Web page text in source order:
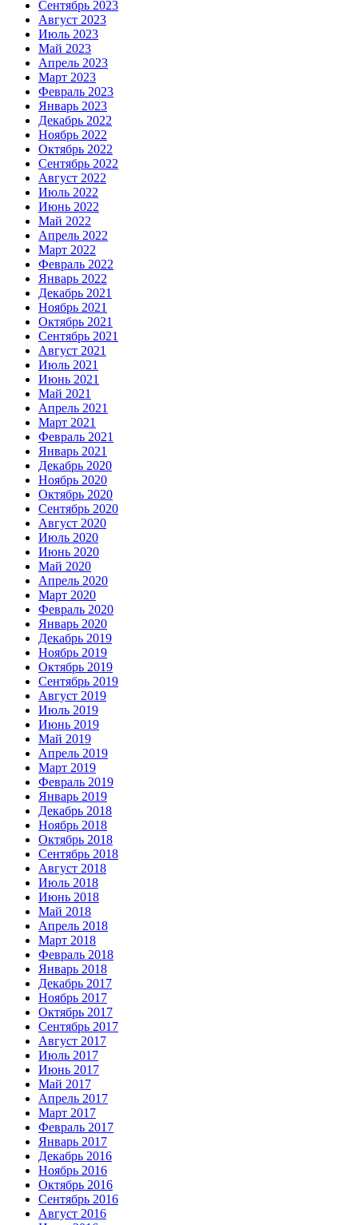
Сентябрь 2023
Август 2023
Июль 2023
Май 2023
Апрель 2023
Март 2023
Февраль 2023
Январь 2023
Декабрь 2022
Ноябрь 2022
Октябрь 2022
Сентябрь 2022
Август 2022
Июль 2022
Июнь 2022
Май 2022
Апрель 2022
Март 2022
Февраль 2022
Январь 2022
Декабрь 2021
Ноябрь 2021
Октябрь 2021
Сентябрь 2021
Август 2021
Июль 2021
Июнь 2021
Май 2021
Апрель 2021
Март 2021
Февраль 2021
Январь 2021
Декабрь 2020
Ноябрь 2020
Октябрь 2020
Сентябрь 2020
Август 2020
Июль 2020
Июнь 2020
Май 2020
Апрель 2020
Март 2020
Февраль 2020
Январь 2020
Декабрь 2019
Ноябрь 2019
Октябрь 2019
Сентябрь 2019
Август 2019
Июль 2019
Июнь 2019
Май 2019
Апрель 2019
Март 2019
Февраль 2019
Январь 2019
Декабрь 2018
Ноябрь 2018
Октябрь 2018
Сентябрь 2018
Август 2018
Июль 2018
Июнь 2018
Май 2018
Апрель 2018
Март 2018
Февраль 2018
Январь 2018
Декабрь 2017
Ноябрь 2017
Октябрь 2017
Сентябрь 2017
Август 2017
Июль 2017
Июнь 2017
Май 2017
Апрель 2017
Март 2017
Февраль 2017
Январь 2017
Декабрь 2016
Ноябрь 2016
Октябрь 2016
Сентябрь 2016
Август 2016